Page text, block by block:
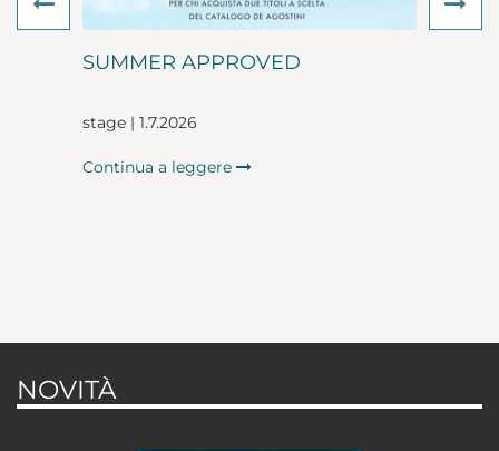
SUMMER APPROVED
stage | 1.7.2026
Continua a leggere
NOVITÀ